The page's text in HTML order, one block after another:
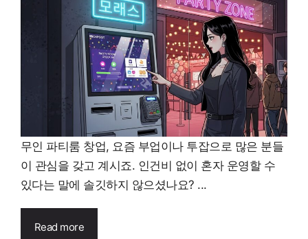
무인 파티룸 창업, 요즘 부업이나 투잡으로 많은 분들
이 관심을 갖고 계시죠. 인건비 없이 혼자 운영할 수
있다는 말에 솔깃하지 않으셨나요? ...
Read more